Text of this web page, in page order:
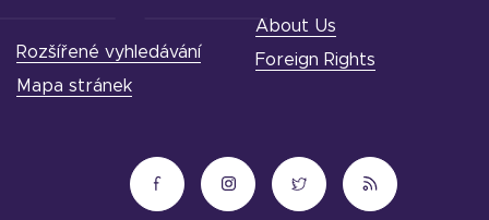
About Us
Foreign Rights
Rozšířené vyhledávání
Mapa stránek